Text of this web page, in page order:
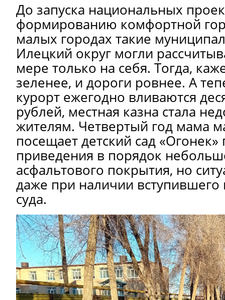
До запуска национальных
формированию комфортной
малых городах такие
Илецкий округ могли
мере только на себя. Тогда,
зеленее, и дороги ровнее. А
курорт ежегодно вливаются
рублей, местная казна стала
жителям. Четвертый год мама
посещает детский сад «Огонек»
приведения в порядок
асфальтового покрытия, но
даже при наличии
суда.